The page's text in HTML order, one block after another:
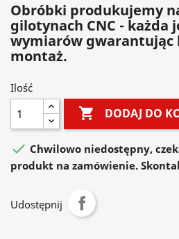
Obróbki produkujemy
gilotynach CNC - każda
wymiarów gwarantując
montaż.
Ilość
 DODAJ DO
 Chwilowo niedostępny,
produkt na zamówienie.
Udostępnij